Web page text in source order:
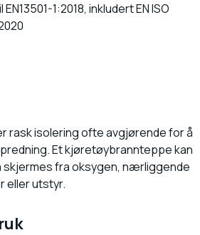
1:2018, inkludert EN ISO
rask isolering ofte avgjørende for å
Et kjøretøybrannteppe kan
skjermes fra oksygen, nærliggende
eller utstyr.